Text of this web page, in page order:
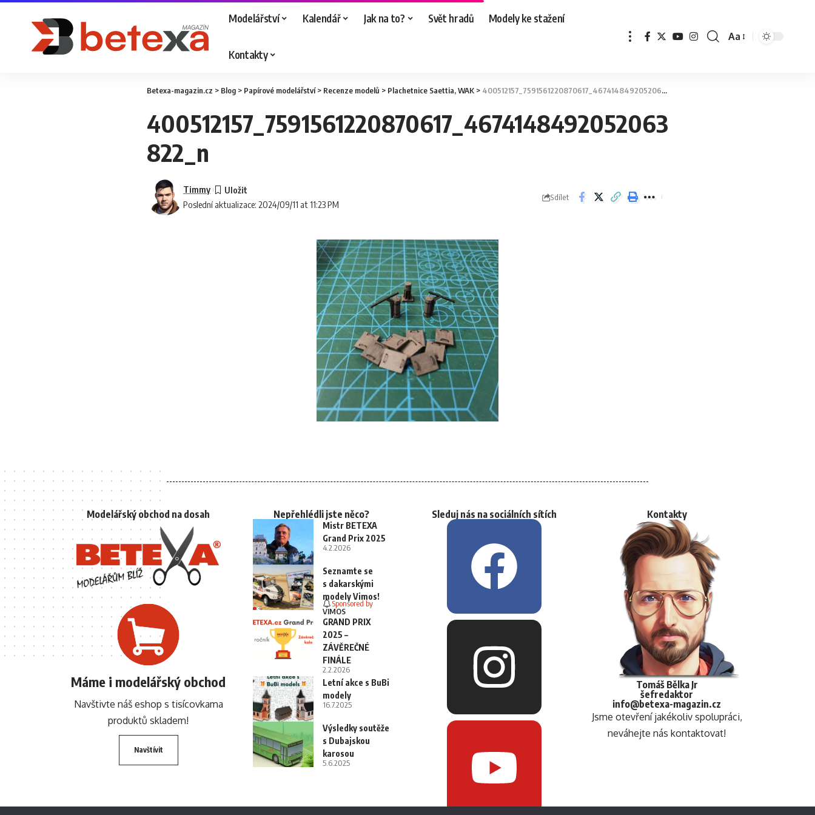
Modelářství Kalendář Jak na to? Svět hradů Modely ke stažení
Kontakty
Aa
Betexa-magazin.cz > Blog > Papírové modelářství> Recenze modelů > Plachetnice Saettia, WAK > 400512157_7591561220870617_4674148492052063822_n
400512157_7591561220870617_4674148492052063
822_n
Poslední aktualizace: 2024/09/11 at 11:23 PM
Timmy
Sdílet
Modelářský obchod na dosah
Máme i modelářský obchod
Navštivte náš eshop s tisícovkama
produktů skladem!
Navštívit
Nepřehlédli jste něco?
Mistr BETEXA
Grand Prix 2025
4.2.2026
Seznamte se
s dakarskými
modely Vimos!
Sponsored by
VIMOS
GRAND PRIX
2025 –
ZÁVĚREČNÉ
FINÁLE
2.2.2026
Letní akce s BuBi
modely
16.7.2025
Výsledky soutěže
s Dubajskou
karosou
5.6.2025
Sleduj nás na sociálních sítích Kontakty
Tomáš Bělka Jr
šefredaktor
info@betexa-magazin.cz
Jsme otevření jakékoliv spolupráci,
neváhejte nás kontaktovat!